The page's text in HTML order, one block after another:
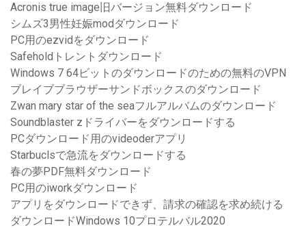
Acronis true image旧バージョン無料ダウンロード
シムズ3男性妊娠modダウンロード
PC用のezvidをダウンロード
Safeholdトレントダウンロード
Windows 7 64ビットのダウンロードのための無料のVPN
ブレイブブラウザーサンドボックスのダウンロード
Zwan mary star of the seaフルアルバムのダウンロード
Soundblaster zドライバーをダウンロードする
PCダウンロード用のvideoderアプリ
Starbuclsで急流をダウンロードする
春の夢PDF無料ダウンロード
PC用のiworkダウンロード
アプリをダウンロードできず、請求の確認を求め続ける
ダウンロードWindows 10プロテルバル2020